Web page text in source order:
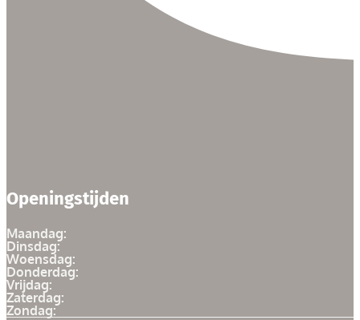
Openingstijden
Maandag:
Dinsdag:
Woensdag:
Donderdag:
Vrijdag:
Zaterdag:
Zondag: